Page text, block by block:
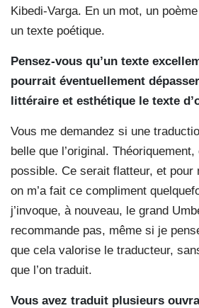
Kibedi-Varga. En un mot, un
un texte poétique.
Pensez-vous qu’un texte
pourrait éventuellement
littéraire et esthétique le texte
Vous me demandez si une
belle que l’original.
possible. Ce serait flatteur, et pour
on m’a fait ce compliment
j’invoque, à nouveau, le grand
recommande pas, même si je
que cela valorise le traducteur,
que l’on traduit.
Vous avez traduit plusieurs